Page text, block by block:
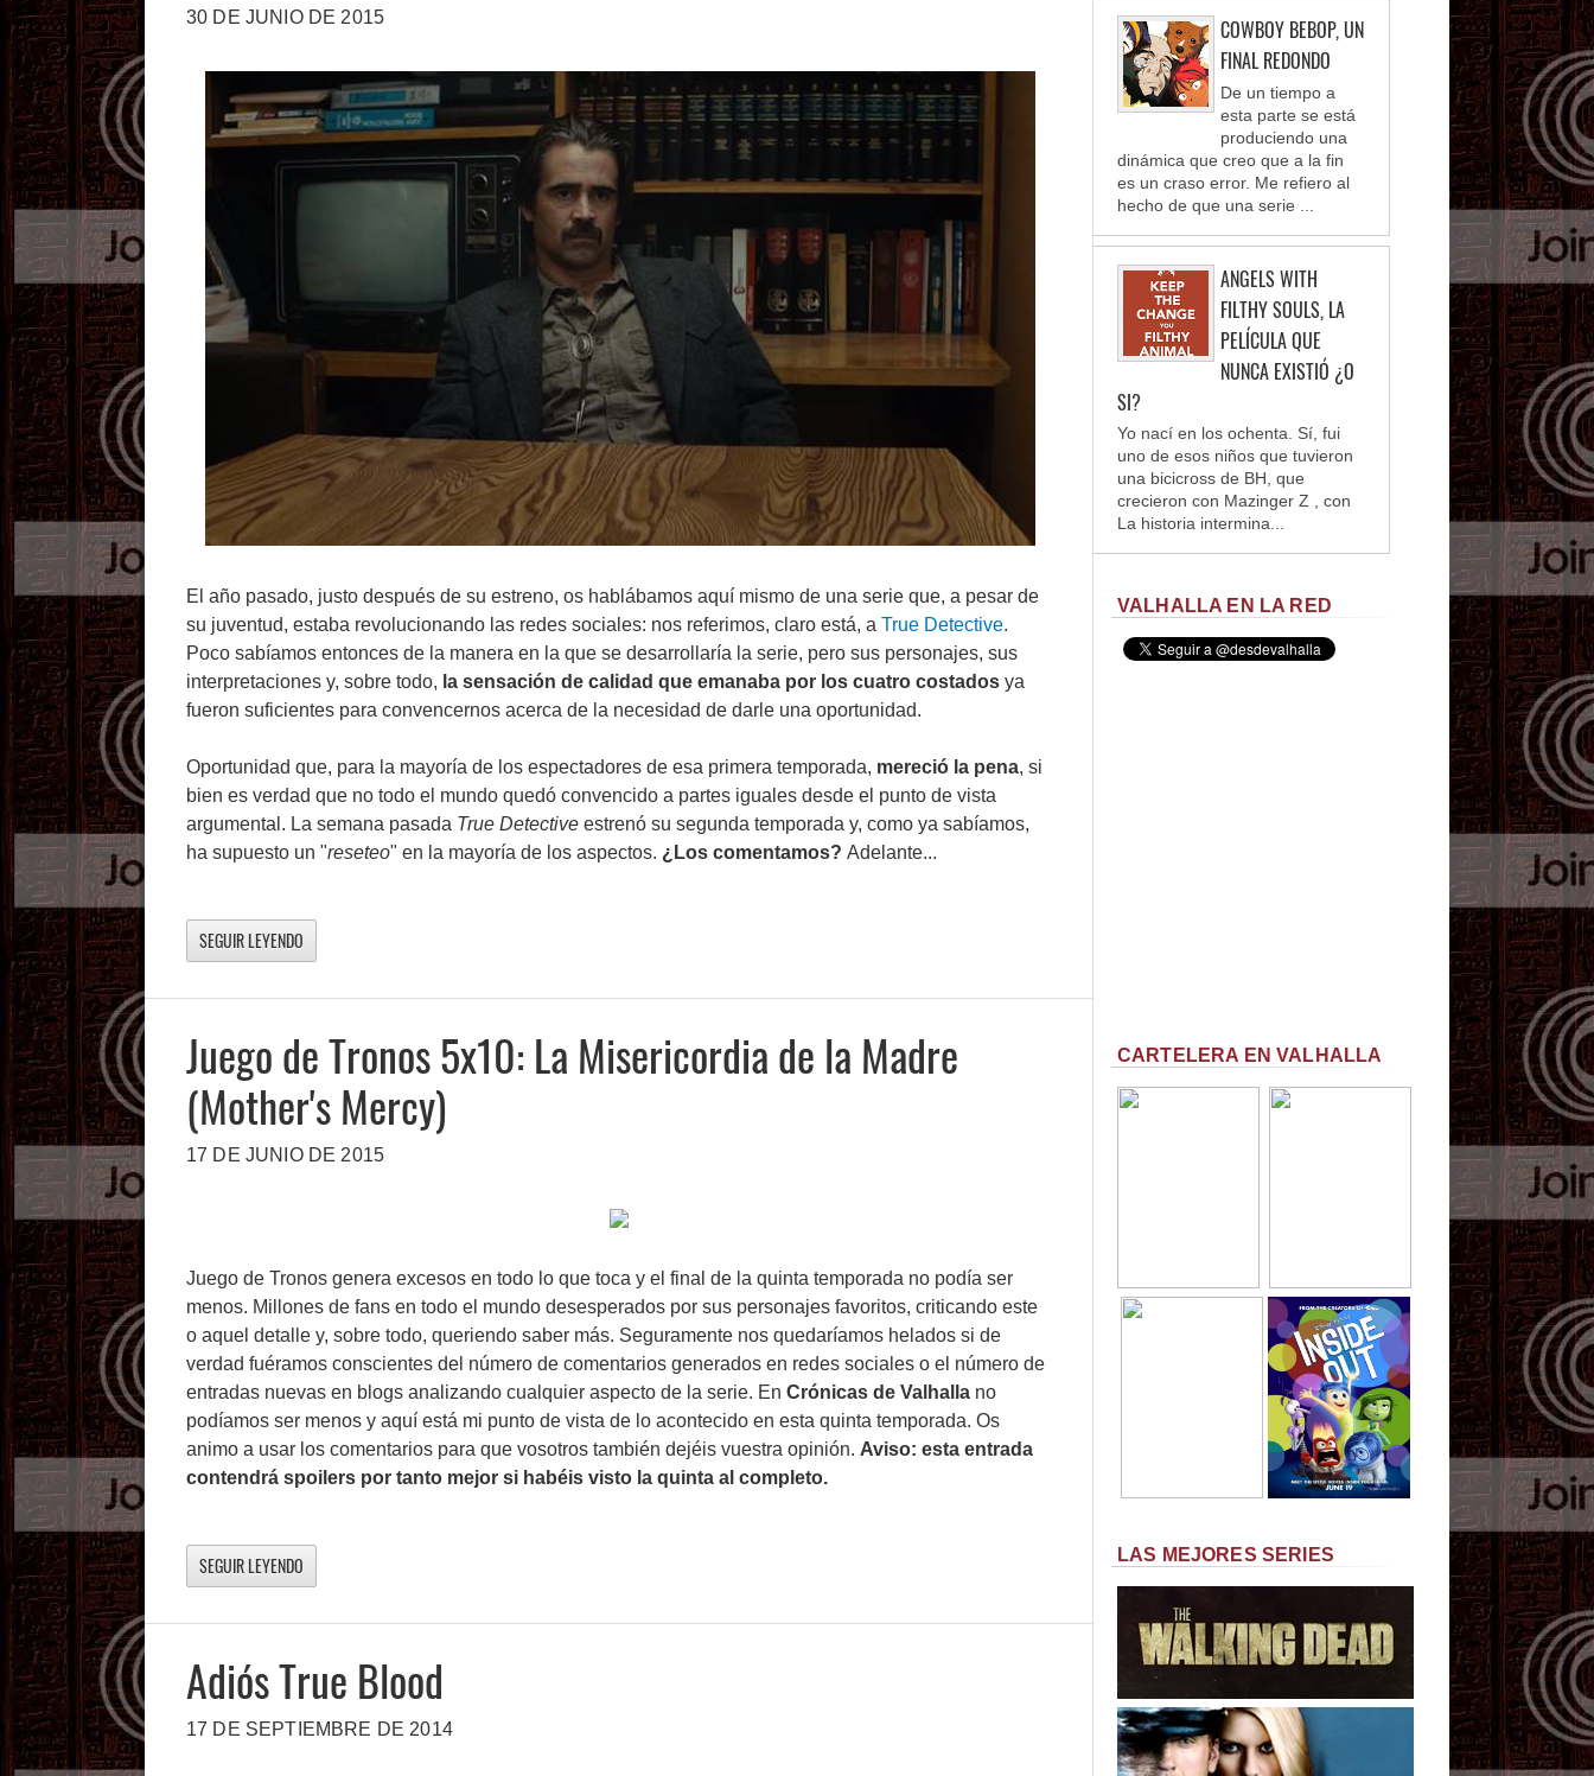
30 DE JUNIO DE 2015
El año pasado, justo después de su estreno, os hablábamos aquí mismo de una serie que, a pesar de
su juventud, estaba revolucionando las redes sociales: nos referimos, claro está, a True Detective.
Poco sabíamos entonces de la manera en la que se desarrollaría la serie, pero sus personajes, sus
interpretaciones y, sobre todo, la sensación de calidad que emanaba por los cuatro costados ya
fueron suficientes para convencernos acerca de la necesidad de darle una oportunidad.
Oportunidad que, para la mayoría de los espectadores de esa primera temporada, mereció la pena, si
bien es verdad que no todo el mundo quedó convencido a partes iguales desde el punto de vista
argumental. La semana pasada True Detective estrenó su segunda temporada y, como ya sabíamos,
ha supuesto un "reseteo" en la mayoría de los aspectos. ¿Los comentamos? Adelante...
SEGUIR LEYENDO
Juego de Tronos 5x10: La Misericordia de la Madre
(Mother's Mercy)
17 DE JUNIO DE 2015
Juego de Tronos genera excesos en todo lo que toca y el final de la quinta temporada no podía ser
menos. Millones de fans en todo el mundo desesperados por sus personajes favoritos, criticando este
o aquel detalle y, sobre todo, queriendo saber más. Seguramente nos quedaríamos helados si de
verdad fuéramos conscientes del número de comentarios generados en redes sociales o el número de
entradas nuevas en blogs analizando cualquier aspecto de la serie. En Crónicas de Valhalla no
podíamos ser menos y aquí está mi punto de vista de lo acontecido en esta quinta temporada. Os
animo a usar los comentarios para que vosotros también dejéis vuestra opinión. Aviso: esta entrada
contendrá spoilers por tanto mejor si habéis visto la quinta al completo.
SEGUIR LEYENDO
Adiós True Blood
17 DE SEPTIEMBRE DE 2014
COWBOY BEBOP, UN
FINAL REDONDO
De un tiempo a
esta parte se está
produciendo una
dinámica que creo que a la fin
es un craso error. Me refiero al
hecho de que una serie ...
ANGELS WITH
FILTHY SOULS, LA
PELÍCULA QUE
NUNCA EXISTIÓ ¿O
SI?
Yo nací en los ochenta. Sí, fui
uno de esos niños que tuvieron
una bicicross de BH, que
crecieron con Mazinger Z , con
La historia intermina...
VALHALLA EN LA RED
CARTELERA EN VALHALLA
LAS MEJORES SERIES